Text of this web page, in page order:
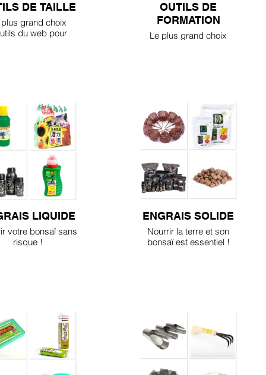
DE TAILLE
grand choix
du web pour
OUTILS DE
FORMATION
Le plus grand choix
LIQUIDE
votre bonsaï sans
risque !
ENGRAIS SOLIDE
Nourrir la terre et son
bonsaï est essentiel !